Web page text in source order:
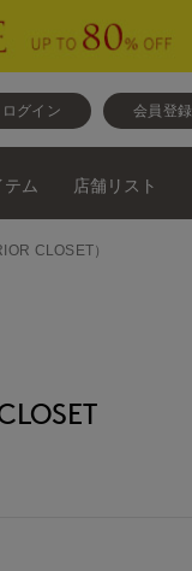
ログイン 会員登録
ム 店舗リスト
CLOSET）